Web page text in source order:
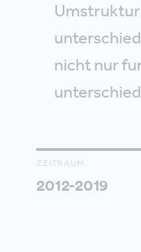
nicht nur
ZEITRAUM
2012-2019